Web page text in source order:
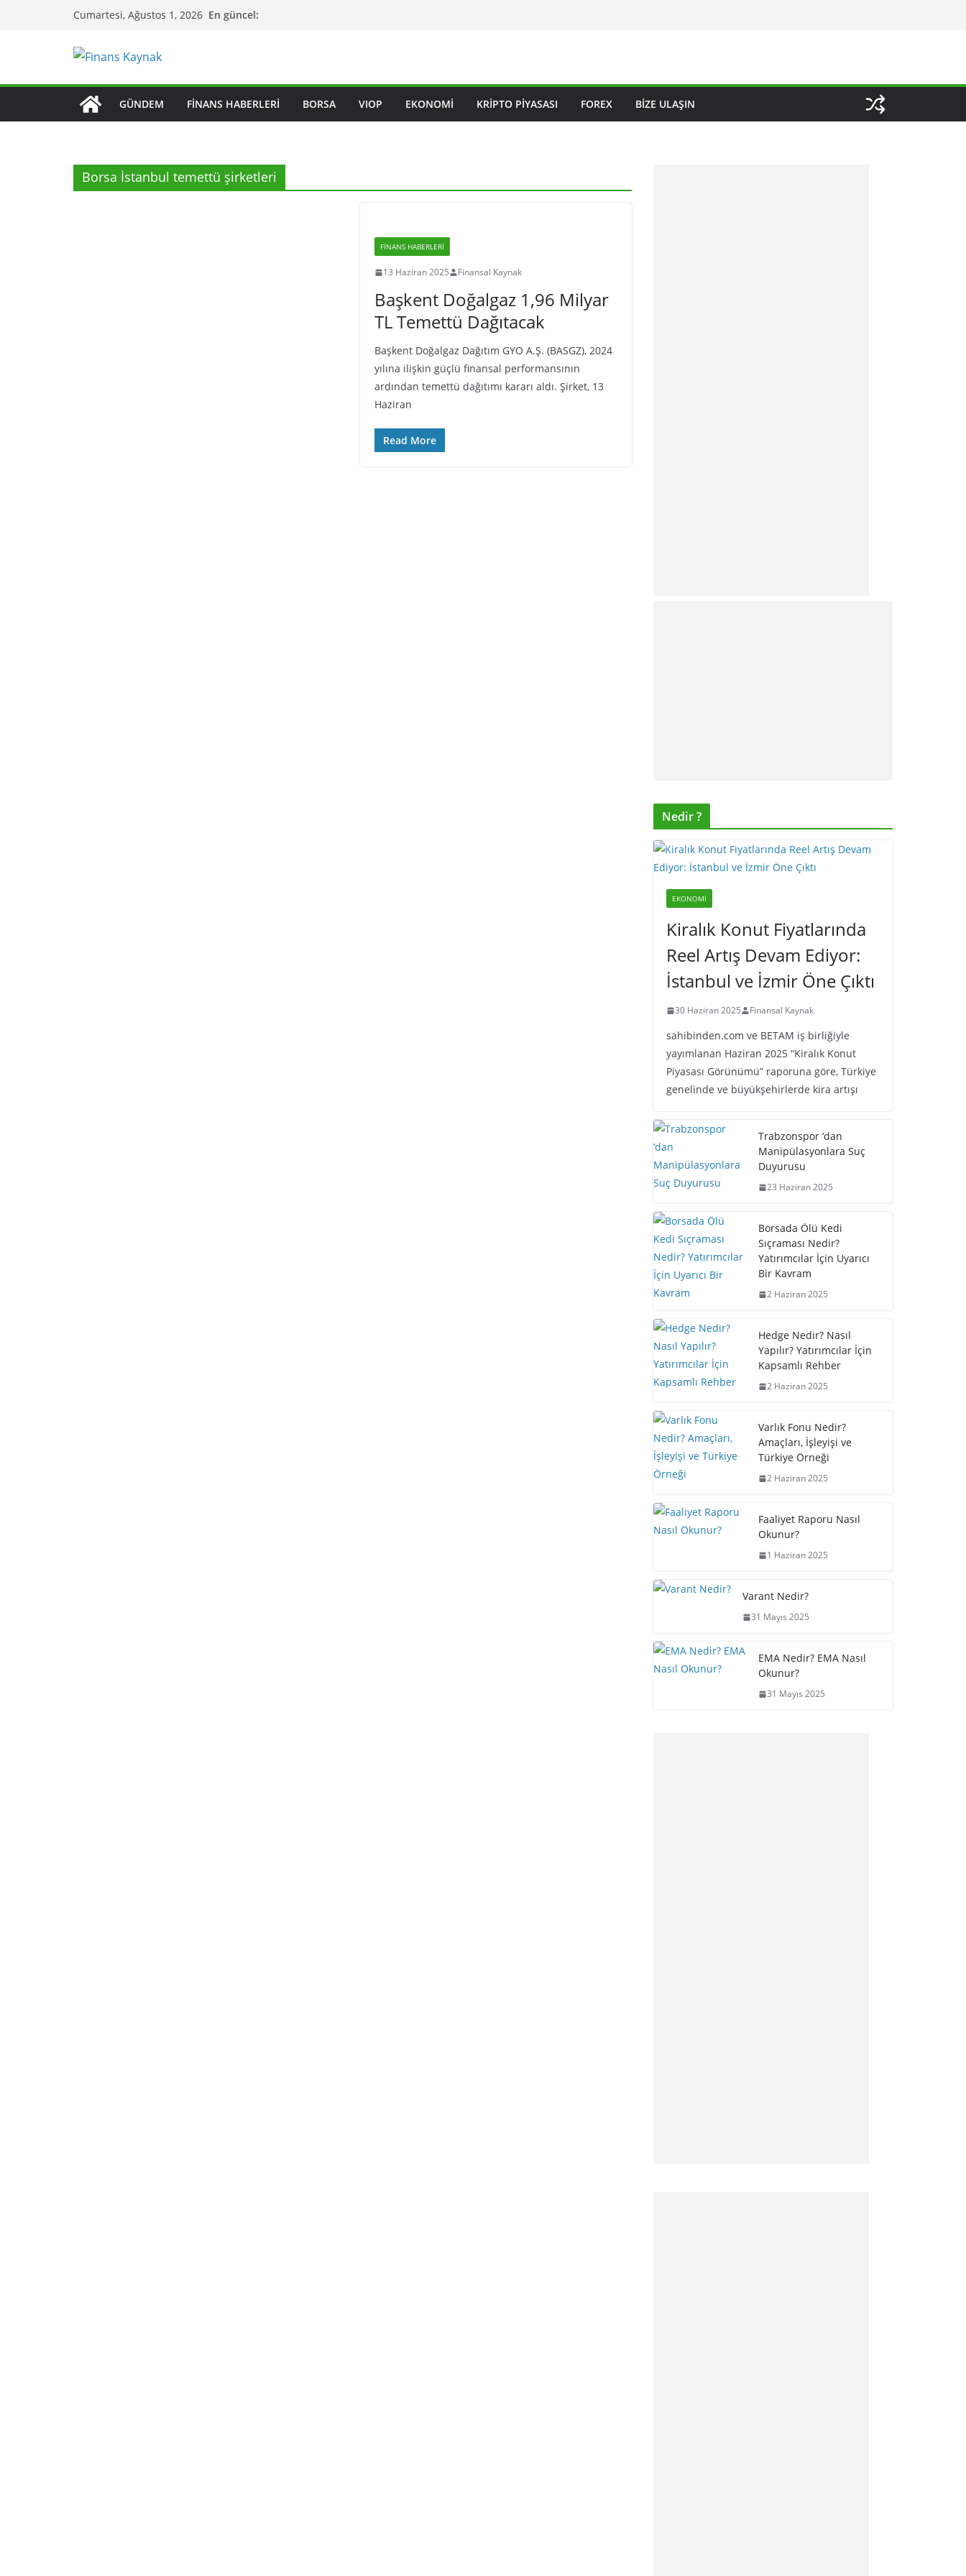
Cumartesi, Ağustos 1, 2026 En güncel:
GÜNDEM FINANS HABERLERI BORSA VIOP EKONOMI KRIPTO PIYASASI FOREX BIZE ULAŞIN
Borsa İstanbul temettü şirketleri
FINANS HABERLERI
13 Haziran 2025 Finansal Kaynak
Başkent Doğalgaz 1,96 Milyar
TL Temettü Dağıtacak
Başkent Doğalgaz Dağıtım GYO A.Ş. (BASGZ), 2024
yılına ilişkin güçlü finansal performansının
ardından temettü dağıtımı kararı aldı. Şirket, 13
Haziran
Read More
Nedir ?
EKONOMI
Kiralık Konut Fiyatlarında
Reel Artış Devam Ediyor:
İstanbul ve İzmir Öne Çıktı
30 Haziran 2025 Finansal Kaynak
sahibinden.com ve BETAM iş birliğiyle
yayımlanan Haziran 2025 “Kiralık Konut
Piyasası Görünümü” raporuna göre, Türkiye
genelinde ve büyükşehirlerde kira artışı
Trabzonspor ‘dan
Manipülasyonlara Suç
Duyurusu
23 Haziran 2025
Borsada Ölü Kedi
Sıçraması Nedir?
Yatırımcılar İçin Uyarıcı
Bir Kavram
2 Haziran 2025
Hedge Nedir? Nasıl
Yapılır? Yatırımcılar İçin
Kapsamlı Rehber
2 Haziran 2025
Varlık Fonu Nedir?
Amaçları, İşleyişi ve
Türkiye Örneği
2 Haziran 2025
Faaliyet Raporu Nasıl
Okunur?
1 Haziran 2025
Varant Nedir?
31 Mayıs 2025
EMA Nedir? EMA Nasıl
Okunur?
31 Mayıs 2025